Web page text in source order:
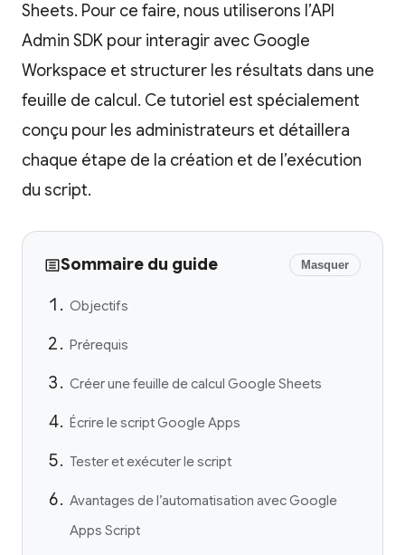
Sheets. Pour ce faire, nous utiliserons l’API
Admin SDK pour interagir avec Google
Workspace et structurer les résultats dans une
feuille de calcul. Ce tutoriel est spécialement
conçu pour les administrateurs et détaillera
chaque étape de la création et de l’exécution
du script.
Sommaire du guide Masquer
Objectifs
Prérequis
Créer une feuille de calcul Google Sheets
Écrire le script Google Apps
Tester et exécuter le script
Avantages de l’automatisation avec Google
Apps Script